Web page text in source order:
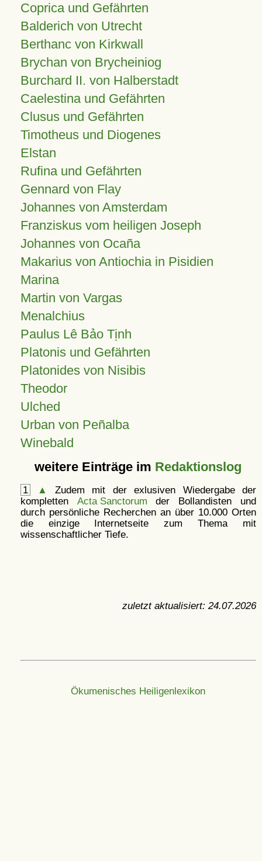
Coprica und Gefährten
Balderich von Utrecht
Berthanc von Kirkwall
Brychan von Brycheiniog
Burchard II. von Halberstadt
Caelestina und Gefährten
Clusus und Gefährten
Timotheus und Diogenes
Elstan
Rufina und Gefährten
Gennard von Flay
Johannes von Amsterdam
Franziskus vom heiligen Joseph
Johannes von Ocaña
Makarius von Antiochia in Pisidien
Marina
Martin von Vargas
Menalchius
Paulus Lê Bảo Tịnh
Platonis und Gefährten
Platonides von Nisibis
Theodor
Ulched
Urban von Peñalba
Winebald
weitere Einträge im Redaktionslog
1 ▲
Zudem mit der exlusiven Wiedergabe der
kompletten Acta Sanctorum der Bollandisten und
durch persönliche Recherchen an über 10.000 Orten
die einzige Internetseite zum Thema mit
wissenschaftlicher Tiefe.
zuletzt aktualisiert: 24.07.2026
Ökumenisches Heiligenlexikon